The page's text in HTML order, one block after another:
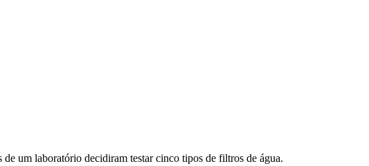
um laboratório decidiram testar cinco tipos de filtros de água.